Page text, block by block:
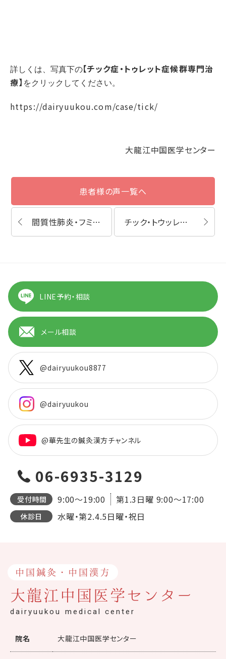
詳しくは、写真下の【チック症・トゥレット症候群専門治
療】 をクリックしてください。
https://dairyuukou.com/case/tick/
大龍江中国医学センター
患者様の声一覧へ
間質性肺炎・フミコ様 チック・トウッレト症候群・発達障害
LINE予約・相談
メール相談
@dairyuukou8877
@dairyuukou
@華先生の鍼灸漢方チャンネル
06-6935-3129
受付時間 9:00～19:00 第1.3日曜 9:00～17:00
休診日 水曜・第2.4.5日曜・祝日
中国鍼灸・中国漢方
大龍江中国医学センター
dairyuukou medical center
院名 大龍江中国医学センター